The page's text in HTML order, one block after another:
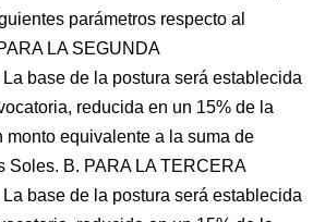
parámetros respecto al
LA SEGUNDA
base de la postura será establecida
reducida en un 15% de la
monto equivalente a la suma de
Soles. B. PARA LA TERCERA
base de la postura será establecida